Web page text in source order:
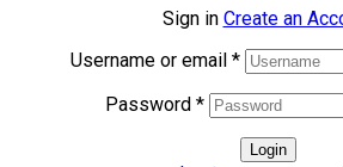
Sign in Create an
Username or email *
Password *
Login